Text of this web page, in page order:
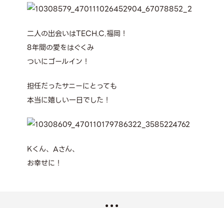
二人の出会いはTECH.C.福岡！
8年間の愛をはぐくみ
ついにゴールイン！
担任だったサニーにとっても
本当に嬉しい一日でした！
Kくん、Aさん、
お幸せに！